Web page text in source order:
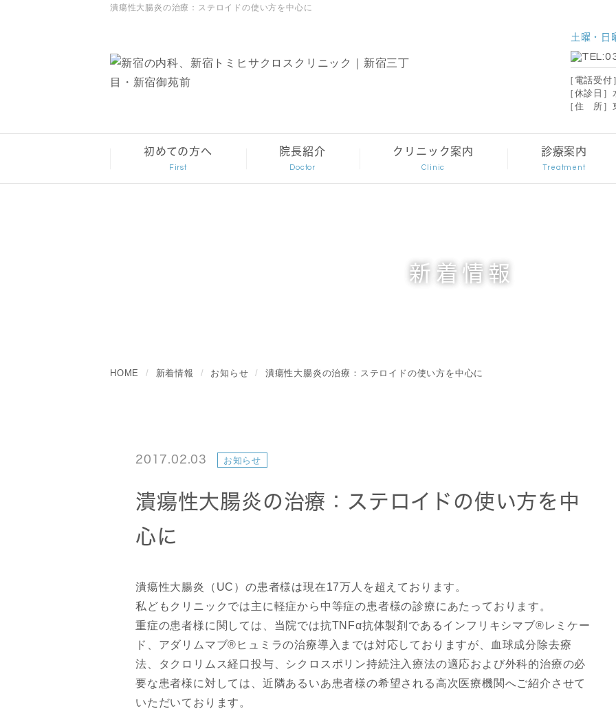
潰瘍性大腸炎の治療：ステロイドの使い方を中心に
土曜・日
［電話受
［休診日
［住 所］
初めての方へ
First
院長紹介
Doctor
クリニック案内
Clinic
診療案内
Treatment
内視鏡内科
脂肪肝検査
新着情報
HOME 新着情報 お知らせ 潰瘍性大腸炎の治療：ステロイドの使い方を中心に
2017.02.03 お知らせ
潰瘍性大腸炎の治療：ステロイドの使い方を中
心に
潰瘍性大腸炎（UC）の患者様は現在17万人を超えております。
私どもクリニックでは主に軽症から中等症の患者様の診療にあたっております。
重症の患者様に関しては、当院では抗TNFα抗体製剤であるインフリキシマブ®レミケー
ド、アダリムマブ®ヒュミラの治療導入までは対応しておりますが、血球成分除去療
法、タクロリムス経口投与、シクロスポリン持続注入療法の適応および外科的治療の必
要な患者様に対しては、近隣あるいあ患者様の希望される高次医療機関へご紹介させて
いただいております。